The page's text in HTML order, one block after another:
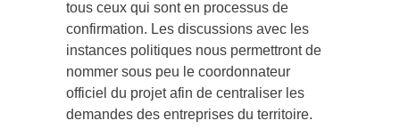
tous ceux qui sont en processus de
confirmation. Les discussions avec les
instances politiques nous permettront de
nommer sous peu le coordonnateur
officiel du projet afin de centraliser les
demandes des entreprises du territoire.